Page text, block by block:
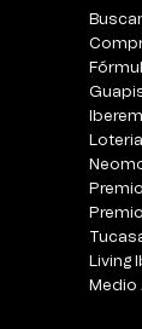
Living
Medio